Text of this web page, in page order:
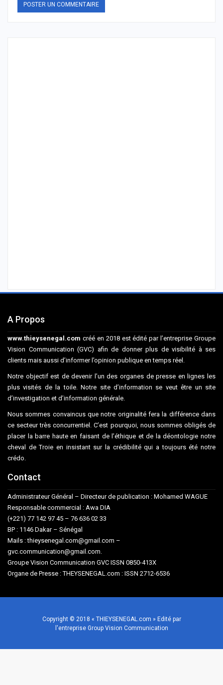
A Propos
www.thieysenegal.com créé en 2018 est édité par l’entreprise Groupe
Vision Communication (GVC) afin de donner plus de visibilité à ses
clients mais aussi d’informer l’opinion publique en temps réel.
Notre objectif est de devenir l’un des organes de presse en lignes les
plus visités de la toile. Notre site d’information se veut être un site
d’investigation et d’information générale.
Nous sommes convaincus que notre originalité fera la différence dans
ce secteur très concurrentiel. C’est pourquoi, nous sommes obligés de
placer la barre haute en faisant de l’éthique et de la déontologie notre
cheval de Troie en insistant sur la crédibilité qui a toujours été notre
crédo.
Contact
Administrateur Général – Directeur de publication : Mohamed WAGUE
Responsable commercial : Awa DIA
(+221) 77 142 97 45 – 76 636 02 33
BP : 1146 Dakar – Sénégal
Mails : thieysenegal.com@gmail.com –
gvc.communication@gmail.com.
Groupe Vision Communication GVC ISSN 0850-413X
Organe de Presse : THEYSENEGAL.com : ISSN 2712-6536
Copyright © 2018 « THIEYSENEGAL.com » Edité par
l'entreprise Group Vision Communication